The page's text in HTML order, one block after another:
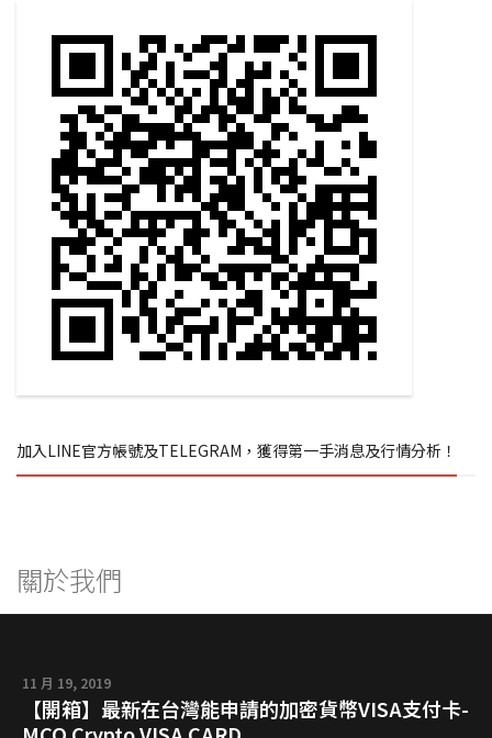
加入LINE官方帳號及TELEGRAM，獲得第一手消息及行情分析！
關於我們
11 月 19, 2019
【開箱】最新在台灣能申請的加密貨幣VISA支付卡-